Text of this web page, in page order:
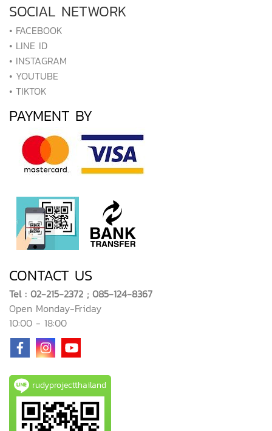
SOCIAL NETWORK
• FACEBOOK
• LINE ID
• INSTAGRAM
• YOUTUBE
• TIKTOK
PAYMENT BY
CONTACT US
Tel : 02-215-2372 ; 085-124-8367
Open Monday-Friday
10:00 - 18:00
rudyprojectthailand